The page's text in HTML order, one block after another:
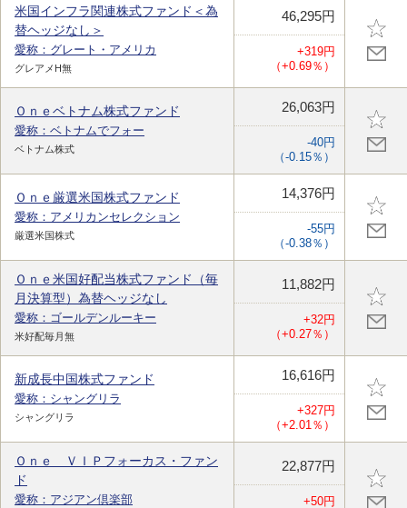
米国インフラ関連株式ファンド＜為
替ヘッジなし＞
愛称：グレート・アメリカ
グレアメH無
46,295円
+319円
（+0.69％）
Ｏｎｅベトナム株式ファンド
愛称：ベトナムでフォー
ベトナム株式
26,063円
-40円
（-0.15％）
Ｏｎｅ厳選米国株式ファンド
愛称：アメリカンセレクション
厳選米国株式
14,376円
-55円
（-0.38％）
Ｏｎｅ米国好配当株式ファンド（毎
月決算型）為替ヘッジなし
愛称：ゴールデンルーキー
米好配毎月無
11,882円
+32円
（+0.27％）
新成長中国株式ファンド
愛称：シャングリラ
シャングリラ
16,616円
+327円
（+2.01％）
Ｏｎｅ ＶＩＰフォーカス・ファン
ド
愛称：アジアン倶楽部
22,877円
+50円